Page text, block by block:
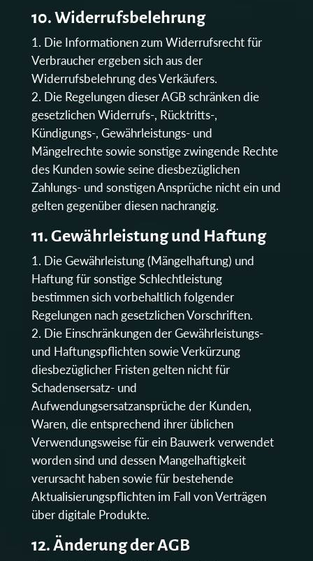
10. Widerrufsbelehrung
Die Informationen zum Widerrufsrecht für
Verbraucher ergeben sich aus der
Widerrufsbelehrung des Verkäufers.
Die Regelungen dieser AGB schränken die
gesetzlichen Widerrufs-, Rücktritts-,
Kündigungs-, Gewährleistungs- und
Mängelrechte sowie sonstige zwingende Rechte
des Kunden sowie seine diesbezüglichen
Zahlungs- und sonstigen Ansprüche nicht ein und
gelten gegenüber diesen nachrangig.
11. Gewährleistung und Haftung
Die Gewährleistung (Mängelhaftung) und
Haftung für sonstige Schlechtleistung
bestimmen sich vorbehaltlich folgender
Regelungen nach gesetzlichen Vorschriften.
Die Einschränkungen der Gewährleistungs-
und Haftungspflichten sowie Verkürzung
diesbezüglicher Fristen gelten nicht für
Schadensersatz- und
Aufwendungsersatzansprüche der Kunden,
Waren, die entsprechend ihrer üblichen
Verwendungsweise für ein Bauwerk verwendet
worden sind und dessen Mangelhaftigkeit
verursacht haben sowie für bestehende
Aktualisierungspflichten im Fall von Verträgen
über digitale Produkte.
12. Änderung der AGB